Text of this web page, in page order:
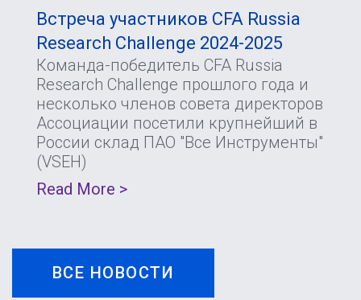
Встреча участников CFA Russia
Research Challenge 2024-2025
Команда-победитель CFA Russia
Research Challenge прошлого года и
несколько членов совета директоров
Ассоциации посетили крупнейший в
России склад ПАО "Все Инструменты"
(VSEH)
Read More >
ВСЕ НОВОСТИ